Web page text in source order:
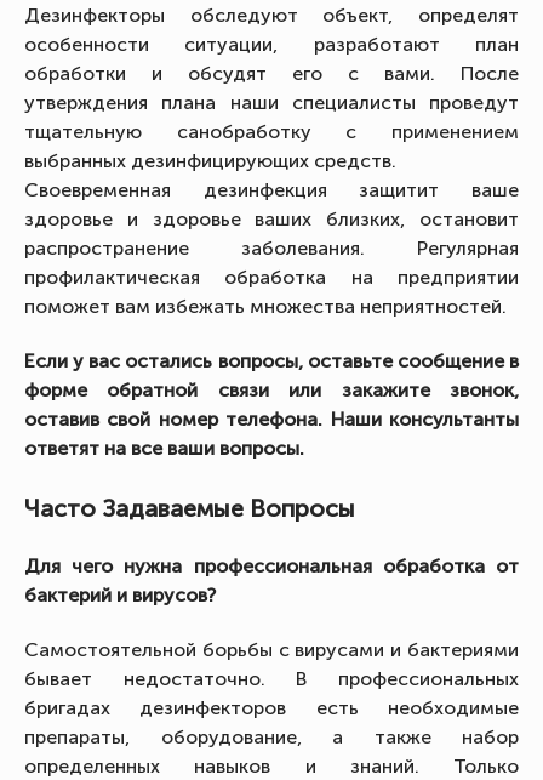
Дезинфекторы обследуют объект, определят
особенности ситуации, разработают план
обработки и обсудят его с вами. После
утверждения плана наши специалисты проведут
тщательную санобработку с применением
выбранных дезинфицирующих средств.
Своевременная дезинфекция защитит ваше
здоровье и здоровье ваших близких, остановит
распространение заболевания. Регулярная
профилактическая обработка на предприятии
поможет вам избежать множества неприятностей.
Если у вас остались вопросы, оставьте сообщение в
форме обратной связи или закажите звонок,
оставив свой номер телефона. Наши консультанты
ответят на все ваши вопросы.
Часто Задаваемые Вопросы
Для чего нужна профессиональная обработка от
бактерий и вирусов?
Самостоятельной борьбы с вирусами и бактериями
бывает недостаточно. В профессиональных
бригадах дезинфекторов есть необходимые
препараты, оборудование, а также набор
определенных навыков и знаний. Только